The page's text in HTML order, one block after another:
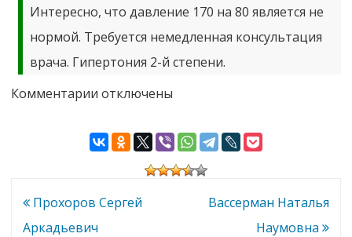
Интересно, что давление 170 на 80 является не
нормой. Требуется немедленная консультация
врача. Гипертония 2-й степени.
Комментарии к
Лариса
Николаевна
отключены
Навигация
по
Прохоров Сергей
Аркадьевич
Вассерман Наталья
Наумовна